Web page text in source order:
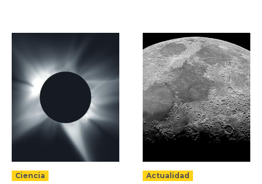
Ciencia Actualidad